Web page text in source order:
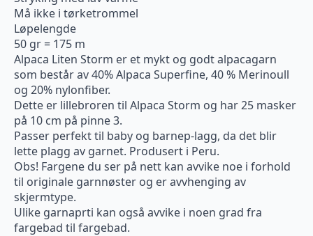
Må ikke i tørketrommel
Løpelengde
50 gr = 175 m
Alpaca Liten Storm er et mykt og godt alpacagarn
som består av 40% Alpaca Superfine, 40 % Merinoull
og 20% nylonfiber.
Dette er lillebroren til Alpaca Storm og har 25 masker
på 10 cm på pinne 3.
Passer perfekt til baby og barnep-lagg, da det blir
lette plagg av garnet. Produsert i Peru.
Obs! Fargene du ser på nett kan avvike noe i forhold
til originale garnnøster og er avvhenging av
skjermtype.
Ulike garnaprti kan også avvike i noen grad fra
fargebad til fargebad.